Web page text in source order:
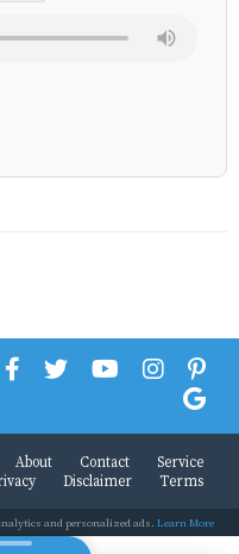
About Contact
Service
Disclaimer Terms
and personalized ads. Learn More